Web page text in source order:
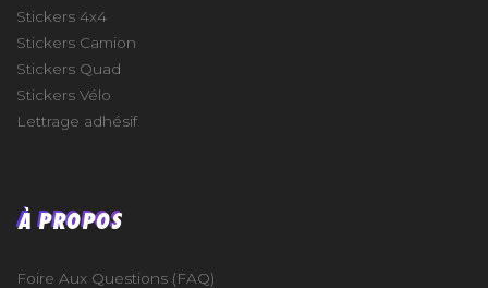
Stickers 4x4
Stickers Camion
Stickers Quad
Stickers Vélo
Lettrage adhésif
À PROPOS
Foire Aux Questions (FAQ)